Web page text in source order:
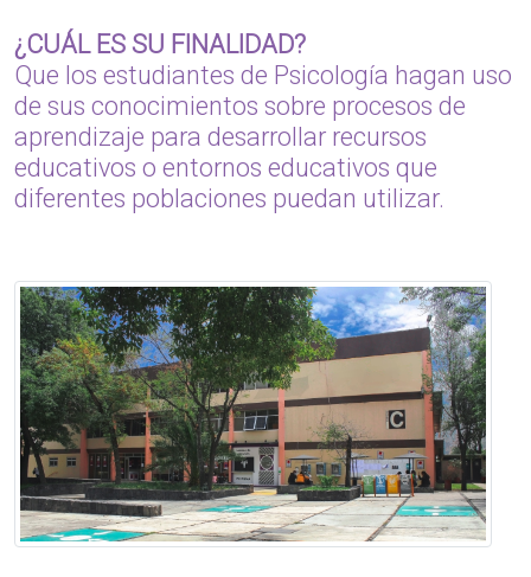
¿CUÁL ES SU FINALIDAD?
Que los estudiantes de Psicología hagan uso
de sus conocimientos sobre procesos de
aprendizaje para desarrollar recursos
educativos o entornos educativos que
diferentes poblaciones puedan utilizar.